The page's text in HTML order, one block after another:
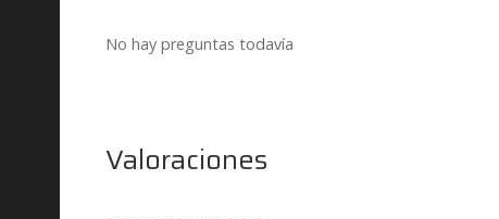
No hay preguntas todavía
Valoraciones